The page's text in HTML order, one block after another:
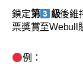
鎖定第 級後維
票獎賞至Webull
例：